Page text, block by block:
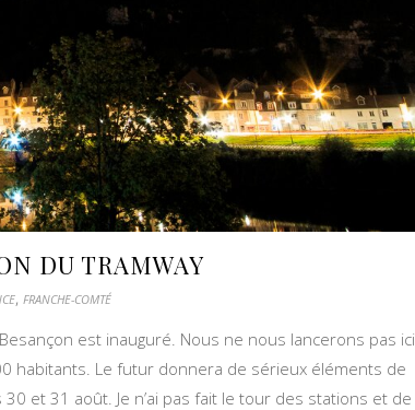
DU TRAMWAY
, FRANCHE-COMTÉ
est inauguré. Nous ne nous lancerons pas ici
habitants. Le futur donnera de sérieux éléments de
et 31 août. Je n’ai pas fait le tour des stations et de